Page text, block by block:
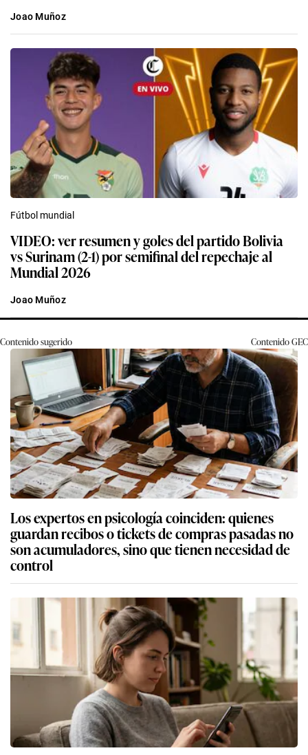
Joao Muñoz
Fútbol mundial
VIDEO: ver resumen y goles del partido Bolivia
vs Surinam (2-1) por semifinal del repechaje al
Mundial 2026
Joao Muñoz
Contenido sugerido ContenidoGEC
Los expertos en psicología coinciden: quienes
guardan recibos o tickets de compras pasadas no
son acumuladores, sino que tienen necesidad de
control